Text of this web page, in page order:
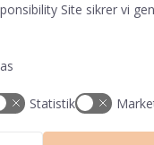
Invitationer
Børneværelset
Sengetøj
Site sikrer vi
Statistik